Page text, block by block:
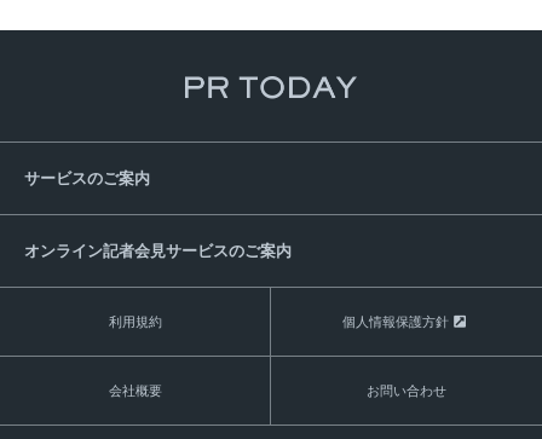
サービスのご案内
オンライン記者会見サービスのご案内
利用規約 個人情報保護方針
会社概要 お問い合わせ